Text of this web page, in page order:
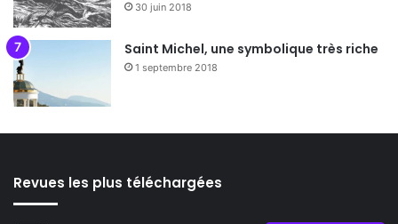
30 juin 2018
Saint Michel, une symbolique très riche
1 septembre 2018
Revues les plus téléchargées